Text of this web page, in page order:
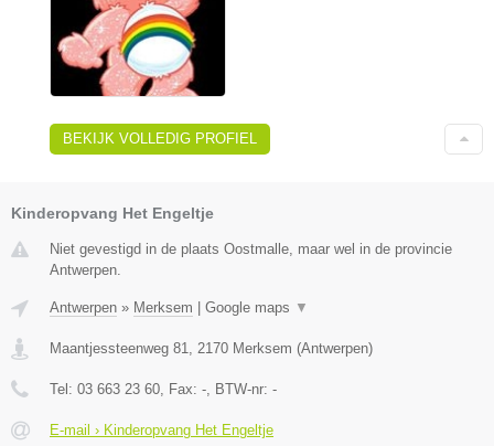
BEKIJK VOLLEDIG PROFIEL
Kinderopvang Het Engeltje
Niet gevestigd in de plaats Oostmalle, maar wel in de provincie
Antwerpen.
Antwerpen » Merksem Google maps ▼
Maantjessteenweg 81, 2170 Merksem (Antwerpen)
Tel: 03 663 23 60, Fax: -, BTW-nr: -
E-mail › Kinderopvang Het Engeltje